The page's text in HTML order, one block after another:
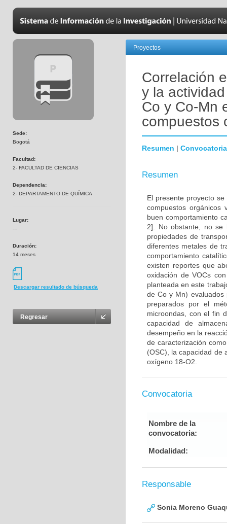
Sede:
Bogotá
Facultad:
2- FACULTAD DE CIENCIAS
Dependencia:
2- DEPARTAMENTO DE QUÍMICA
Lugar:
---
Duración:
14 meses
Descargar resultado de búsqueda
Regresar
Proyectos
Correlación
y la
Co y Co-Mn
compuestos
Resumen | Convocatoria
Resumen
El presente proyecto
compuestos orgánicos
buen comportamiento
2]. No obstante, no se
propiedades de
diferentes metales de
comportamiento
existen reportes que
oxidación de VOCs
planteada en este
de Co y Mn) evaluados
preparados por el
microondas, con el fin
capacidad de
desempeño en la
de caracterización
(OSC), la capacidad de
oxígeno 18-O2.
Convocatoria
Nombre de la
convocatoria:
Modalidad:
Responsable
Sonia Moreno